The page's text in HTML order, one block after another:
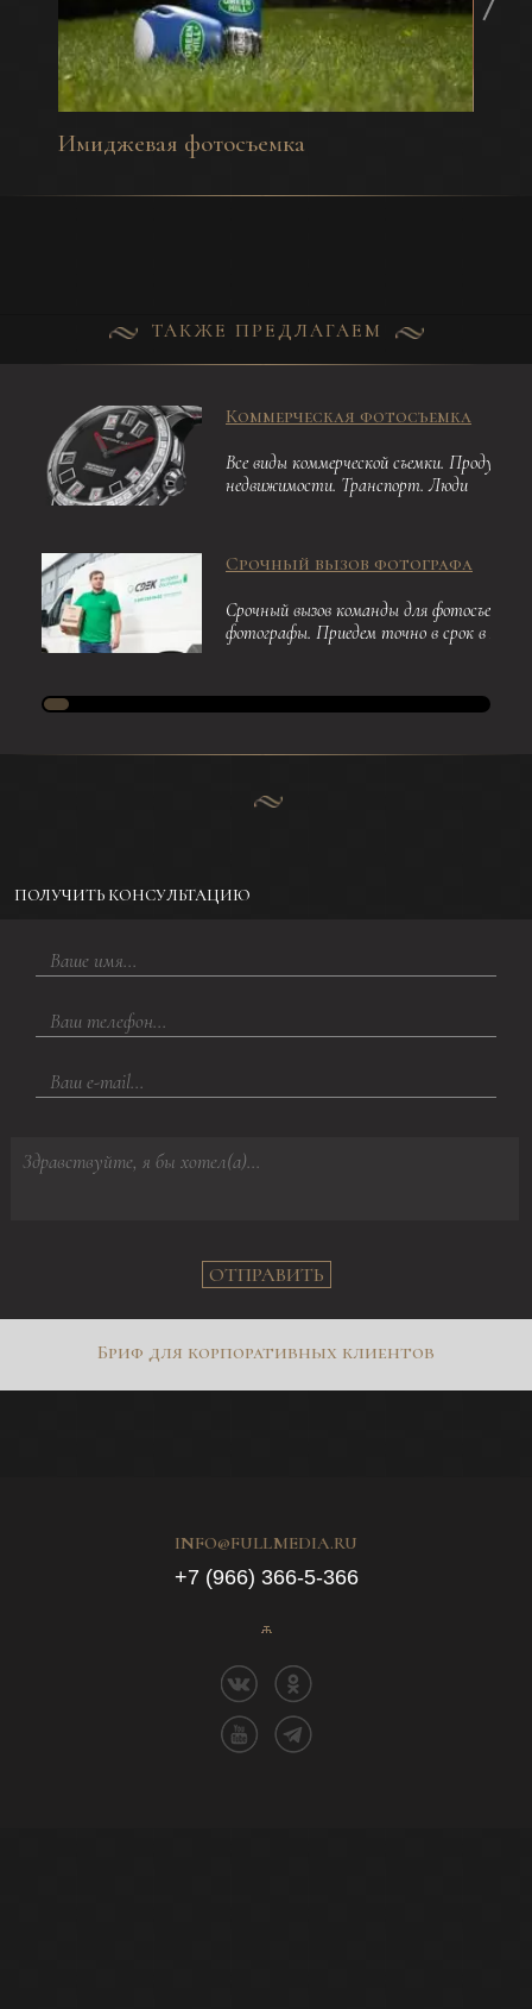
Имиджевая фотосъемка
ТАКЖЕ ПРЕДЛАГАЕМ
Коммерческая фотосъемка
Все виды коммерческой съемки.
недвижимости. Транспорт. Люди
Срочный вызов фотографа
Срочный вызов команды для фотосъемки.
фотографы. Приедем точно в срок в
ПОЛУЧИТЬ КОНСУЛЬТАЦИЮ
ОТПРАВИТЬ
Бриф для корпоративных клиентов
INFO@FULLMEDIA.RU
+7 (966) 366-5-366